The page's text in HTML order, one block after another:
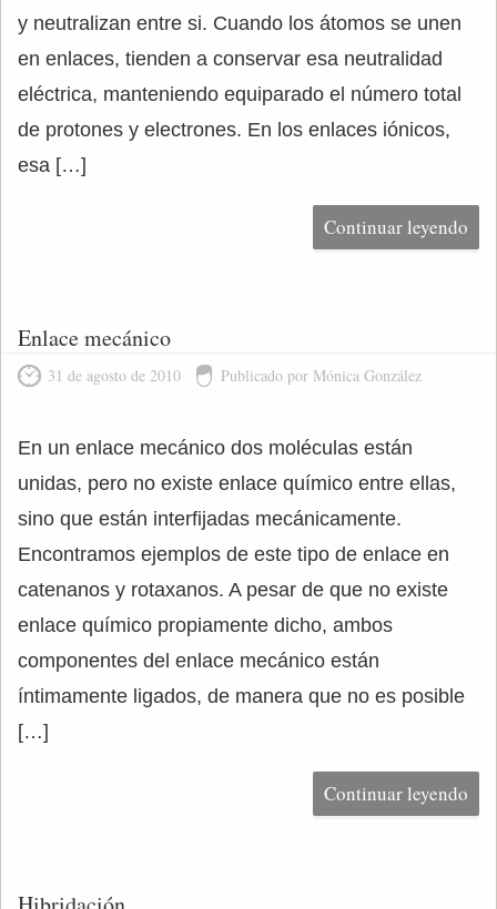
y neutralizan entre si. Cuando los átomos se unen
en enlaces, tienden a conservar esa neutralidad
eléctrica, manteniendo equiparado el número total
de protones y electrones. En los enlaces iónicos,
esa […]
Continuar leyendo
Enlace mecánico
31 de agosto de 2010 Publicado por Mónica González
En un enlace mecánico dos moléculas están
unidas, pero no existe enlace químico entre ellas,
sino que están interfijadas mecánicamente.
Encontramos ejemplos de este tipo de enlace en
catenanos y rotaxanos. A pesar de que no existe
enlace químico propiamente dicho, ambos
componentes del enlace mecánico están
íntimamente ligados, de manera que no es posible
[…]
Continuar leyendo